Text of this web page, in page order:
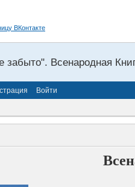
забыто". Всенародная
Войти